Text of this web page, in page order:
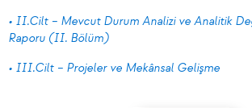
• II.Cilt – Mevcut Durum Analizi ve Analitik
Raporu (II. Bölüm)
• III.Cilt – Projeler ve Mekânsal Gelişme